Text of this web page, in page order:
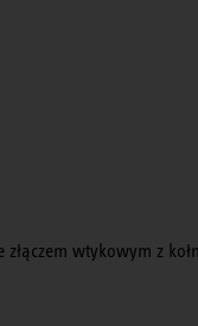
wtykowym z